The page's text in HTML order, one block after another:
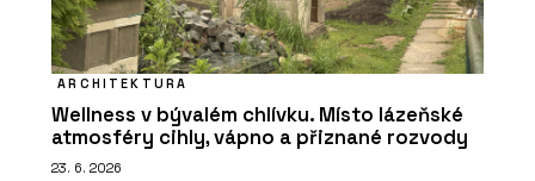
ARCHITEKTURA
Wellness v bývalém chlívku. Místo lázeňské
atmosféry cihly, vápno a přiznané rozvody
23. 6. 2026